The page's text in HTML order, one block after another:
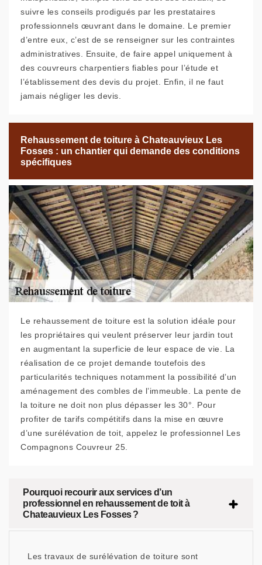
suivre les conseils prodigués par les prestataires
professionnels œuvrant dans le domaine. Le premier
d’entre eux, c’est de se renseigner sur les contraintes
administratives. Ensuite, de faire appel uniquement à
des couvreurs charpentiers fiables pour l’étude et
l’établissement des devis du projet. Enfin, il ne faut
jamais négliger les devis.
Rehaussement de toiture à Chateauvieux Les
Fosses : un chantier qui demande des conditions
spécifiques
Le rehaussement de toiture est la solution idéale pour
les propriétaires qui veulent préserver leur jardin tout
en augmentant la superficie de leur espace de vie. La
réalisation de ce projet demande toutefois des
particularités techniques notamment la possibilité d’un
aménagement des combles de l’immeuble. La pente de
la toiture ne doit non plus dépasser les 30°. Pour
profiter de tarifs compétitifs dans la mise en œuvre
d’une surélévation de toit, appelez le professionnel Les
Compagnons Couvreur 25.
Pourquoi recourir aux services d’un
professionnel en rehaussement de toit à
Chateauvieux Les Fosses ?
Les travaux de surélévation de toiture sont